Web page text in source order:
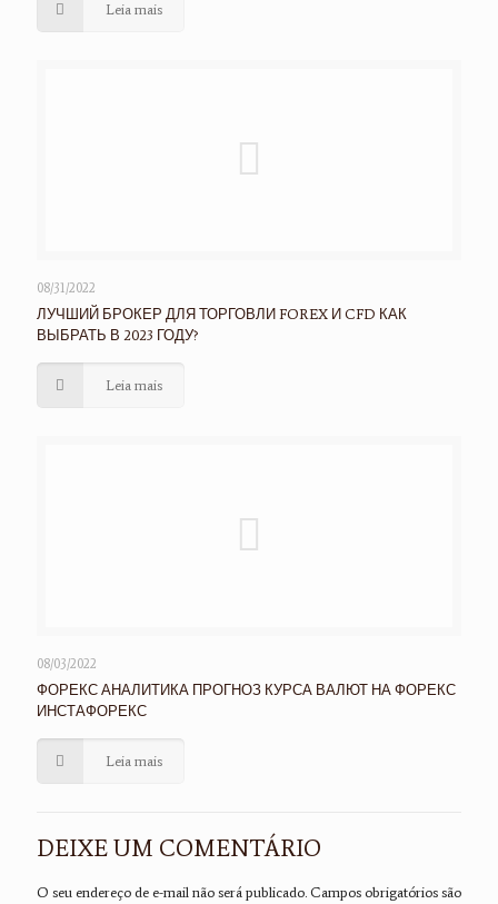
Leia mais
08/31/2022
ЛУЧШИЙ БРОКЕР ДЛЯ ТОРГОВЛИ FOREX И CFD КАК
ВЫБРАТЬ В 2023 ГОДУ?
Leia mais
08/03/2022
ФОРЕКС АНАЛИТИКА ПРОГНОЗ КУРСА ВАЛЮТ НА ФОРЕКС
ИНСТАФОРЕКС
Leia mais
DEIXE UM COMENTÁRIO
O seu endereço de e-mail não será publicado. Campos obrigatórios são